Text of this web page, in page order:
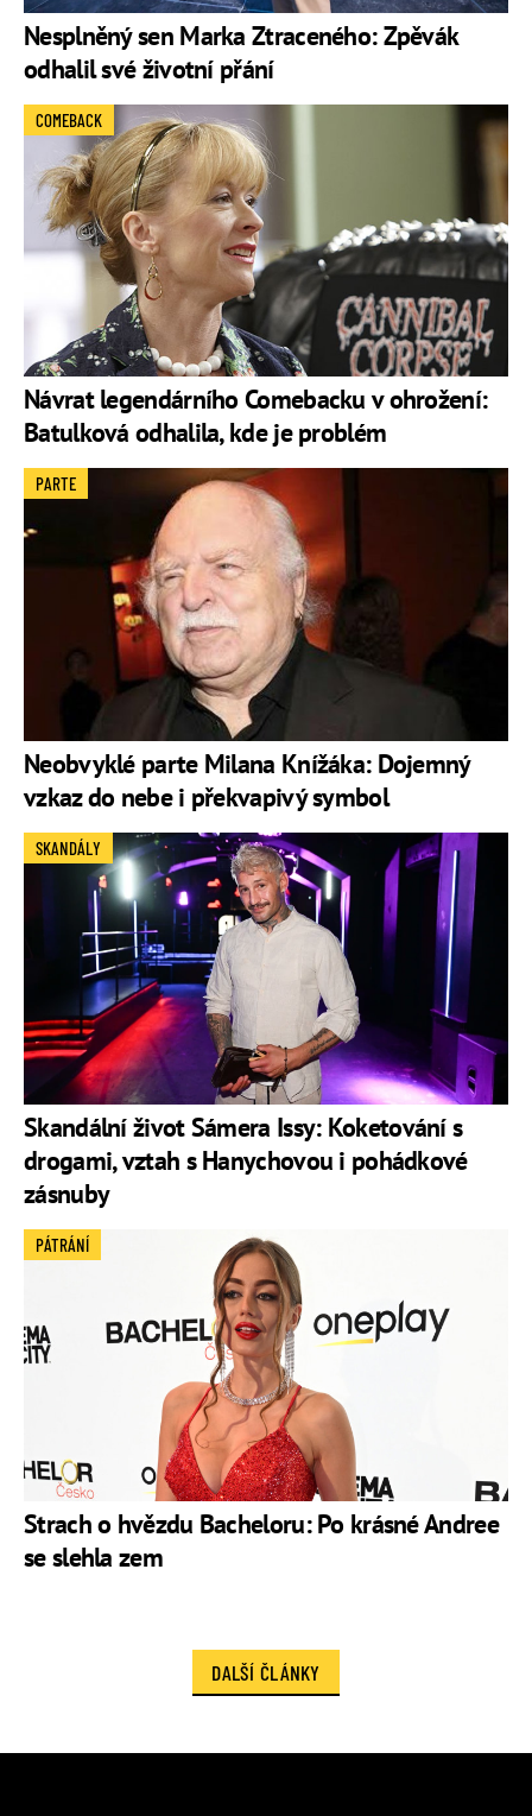
Nesplněný sen Marka Ztraceného: Zpěvák
odhalil své životní přání
Návrat legendárního Comebacku v ohrožení:
Batulková odhalila, kde je problém
COMEBACK
Neobvyklé parte Milana Knížáka: Dojemný
vzkaz do nebe i překvapivý symbol
PARTE
Skandální život Sámera Issy: Koketování s
drogami, vztah s Hanychovou i pohádkové
zásnuby
SKANDÁLY
Strach o hvězdu Bacheloru: Po krásné Andree
se slehla zem
PÁTRÁNÍ
DALŠÍ ČLÁNKY